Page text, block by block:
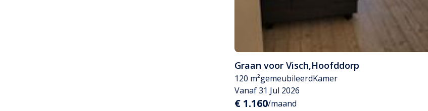
Graan voor Visch,Hoofddorp
120 m²gemeubileerdKamer
Vanaf 31 Jul 2026
€ 1.160/maand